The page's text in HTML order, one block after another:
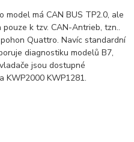
model má CAN BUS TP2.0, ale
k tzv. CAN-Antrieb, tzn..
Quattro. Navíc standardní
diagnostiku modelů B7,
jsou dostupné
KWP2000 KWP1281.